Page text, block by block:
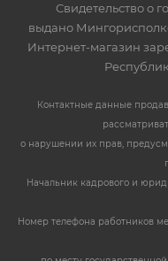
Свидетельство о
выдано
Интернет-магазин
Контактные данные
о нарушении их прав,
Начальник кадрового и
Номер телефона работников